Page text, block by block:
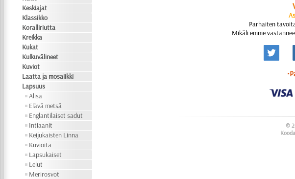
Keskiajat
Klassikko
Koralliriutta
Kreikka
Kukat
Kulkuvälineet
Kuviot
Laatta ja mosaiikki
Lapsuus
Alisa
Elävä metsä
Englantilaiset sadut
Intiaanit
Keijukaisten Linna
Kuvioita
Lapsukaiset
Lelut
Merirosvot
Parhaiten
Mikäli emme
©